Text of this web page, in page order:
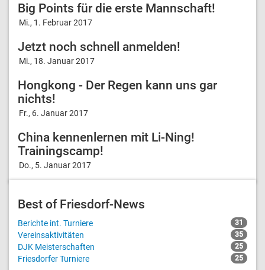
Big Points für die erste Mannschaft!
Mi., 1. Februar 2017
Jetzt noch schnell anmelden!
Mi., 18. Januar 2017
Hongkong - Der Regen kann uns gar
nichts!
Fr., 6. Januar 2017
China kennenlernen mit Li-Ning!
Trainingscamp!
Do., 5. Januar 2017
Best of Friesdorf-News
Berichte int. Turniere 31
Vereinsaktivitäten 35
DJK Meisterschaften 25
Friesdorfer Turniere 25